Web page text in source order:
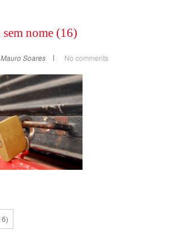
nome (16)
Mauro Soares No comments